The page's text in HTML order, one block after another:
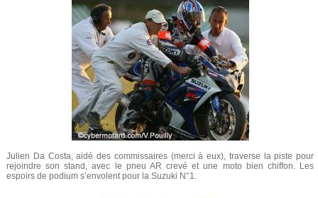
Julien Da Costa, aidé des commissaires (merci à eux), traverse la piste pour
rejoindre son stand, avec le pneu AR crevé et une moto bien chiffon. Les
espoirs de podium s’envolent pour la Suzuki N°1.